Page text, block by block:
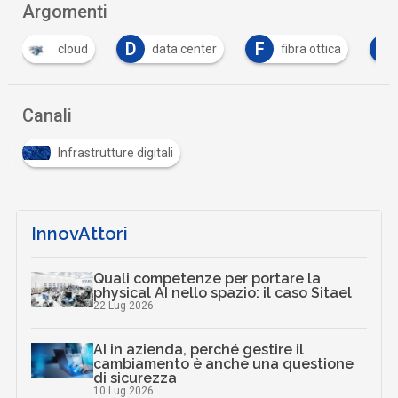
Argomenti
cloud D data center F fibra ottica
Canali
Infrastrutture digitali
InnovAttori
Quali competenze per portare la
physical AI nello spazio: il caso Sitael
22 Lug 2026
AI in azienda, perché gestire il
cambiamento è anche una questione
di sicurezza
10 Lug 2026